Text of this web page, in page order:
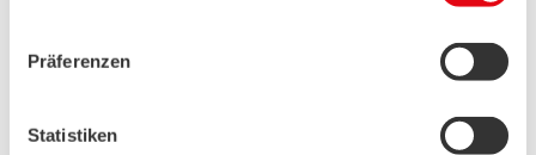
durch Behörden, das Fehlen von Betroffenenrechten,
Daten.
unserer Datenschutzerklärung. Ihre Einwilligung ist freiwillig
und Sie können sie jederzeit für die Zukunft widerrufen oder
Präferenzen
Statistiken